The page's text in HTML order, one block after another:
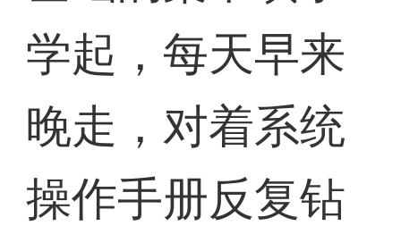
学起，每天早来
晚走，对着系统
操作手册反复钻